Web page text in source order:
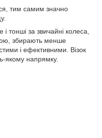
тим самим значно
тонші за звичайні колеса,
збирають менше
і ефективними. Візок
якому напрямку.